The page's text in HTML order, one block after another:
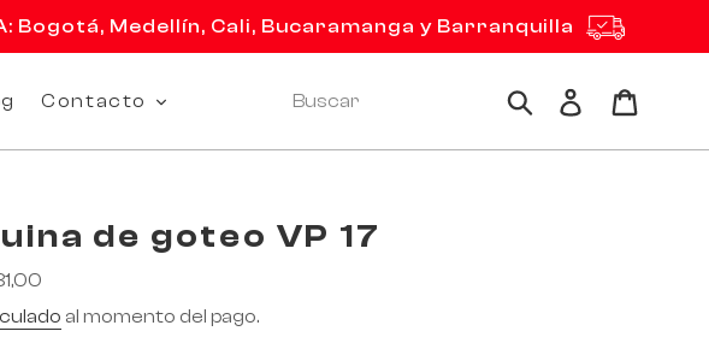
Bogotá, Medellín, Cali, Bucaramanga y Barranquilla
Contacto BuscarIngresar
de goteo VP 17
al momento del pago.